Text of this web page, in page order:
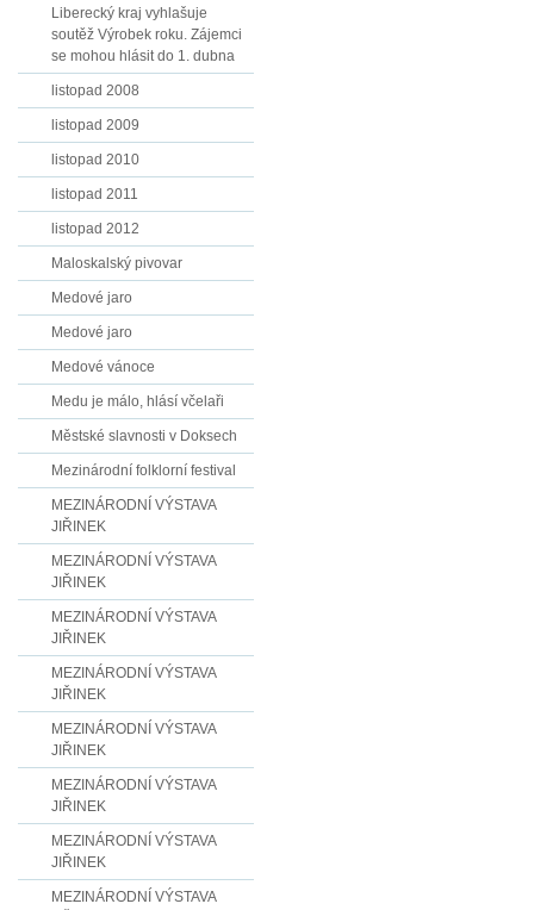
Liberecký kraj vyhlašuje
soutěž Výrobek roku. Zájemci
se mohou hlásit do 1. dubna
listopad 2008
listopad 2009
listopad 2010
listopad 2011
listopad 2012
Maloskalský pivovar
Medové jaro
Medové jaro
Medové vánoce
Medu je málo, hlásí včelaři
Městské slavnosti v Doksech
Mezinárodní folklorní festival
MEZINÁRODNÍ VÝSTAVA
JIŘINEK
MEZINÁRODNÍ VÝSTAVA
JIŘINEK
MEZINÁRODNÍ VÝSTAVA
JIŘINEK
MEZINÁRODNÍ VÝSTAVA
JIŘINEK
MEZINÁRODNÍ VÝSTAVA
JIŘINEK
MEZINÁRODNÍ VÝSTAVA
JIŘINEK
MEZINÁRODNÍ VÝSTAVA
JIŘINEK
MEZINÁRODNÍ VÝSTAVA